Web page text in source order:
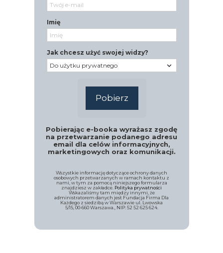
Wszystkie informację dotyczące ochrony danych
osobowych przetwarzanych w ramach kontaktu z
nami, w tym za pomocą niniejszego formularza
znajdziesz w zakładce. Polityka prywatności
Wskazaliśmy tam między innymi, że
administratorem danych jest Fundacja Firma Dla
Każdego z siedzibą w Warszawie ul. Lwowska
5/15, 00-660 Warszawa., NIP: 52 52 625 624.
Pobierając e-booka wyrażasz zgodę
na przetwarzanie podanego adresu
email dla celów informacyjnych,
marketingowych oraz komunikacji.
Imię
Jak chcesz użyć swojej widzy?
Pobierz